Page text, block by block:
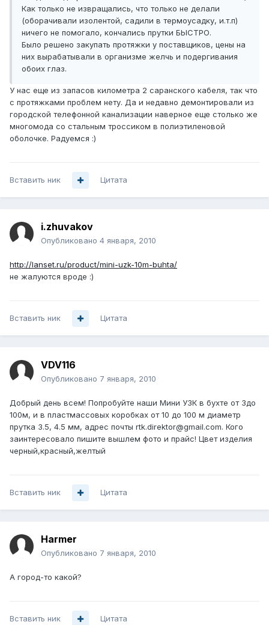
Как только не извращались, что только не делали
(оборачивали изолентой, садили в термоусадку, и.т.п)
ничего не помогало, кончались прутки БЫСТРО.
Было решено закупать протяжки у поставщиков, цены на
них вырабатывали в организме желчь и подергивания
обоих глаз.
У нас еще из запасов километра 2 саранского кабеля, так что
с протяжками проблем нету. Да и недавно демонтировали из
городской телефонной канализации наверное еще столько же
многомода со стальным троссиком в полиэтиленовой
оболочке. Радуемся :)
Вставить ник Цитата
i.zhuvakov
Опубликовано 4 января, 2010
http://lanset.ru/product/mini-uzk-10m-buhta/
не жалуются вроде :)
Вставить ник Цитата
VDV116
Опубликовано 7 января, 2010
Добрый день всем! Попробуйте наши Мини УЗК в бухте от 3до
100м, и в пластмассовых коробках от 10 до 100 м диаметр
прутка 3.5, 4.5 мм, адрес почты rtk.direktor@gmail.com. Кого
заинтересовало пишите вышлем фото и прайс! Цвет изделия
черный,красный,желтый
Вставить ник Цитата
Harmer
Опубликовано 7 января, 2010
А город-то какой?
Вставить ник Цитата